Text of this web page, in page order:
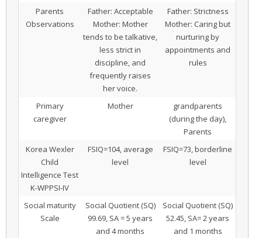
Parents
Observations
Father: Acceptable
Mother: Mother
tends to be talkative,
less strict in
discipline, and
frequently raises
her voice.
Father: Strictness
Mother: Caring but
nurturing by
appointments and
rules
Primary
caregiver
Mother
grandparents
(during the day),
Parents
Korea Wexler
Child
Intelligence Test
K-WPPSI-IV
FSIQ=104, average
level
FSIQ=73, borderline
level
Social maturity
Scale
Social Quotient (SQ)
99.69, SA = 5 years
and 4 months
Social Quotient (SQ)
52.45, SA= 2 years
and 1 months